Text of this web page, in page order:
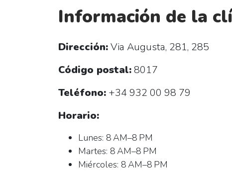
Información de la
Dirección:Via Augusta, 281, 285
Código postal:8017
Teléfono: +34 932 00 98 79
Horario:
Lunes: 8 AM–8 PM
Martes: 8 AM–8 PM
Miércoles: 8 AM–8 PM